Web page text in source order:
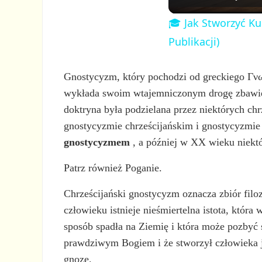
🎓 Jak Stworzyć
Publikacji)
Gnostycyzm, który pochodzi od greckiego
wykłada swoim wtajemniczonym drogę
doktryna była podzielana przez niektórych
gnostycyzmie chrześcijańskim i
gnostycyzmem , a później w XX wieku
Patrz również Poganie.
Chrześcijański gnostycyzm oznacza zbiór
człowieku istnieje nieśmiertelna istota, która
sposób spadła na Ziemię i która może
prawdziwym Bogiem i że stworzył
gnozę.